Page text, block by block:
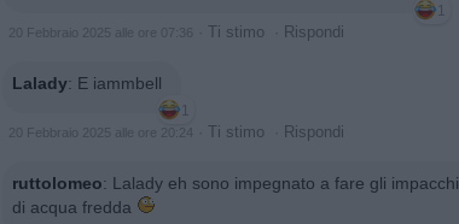
1
20 Febbraio 2025 alle ore 07:36 Ti stimo Rispondi
Lalady: E iammbell
1
20 Febbraio 2025 alle ore 20:24 Ti stimo Rispondi
ruttolomeo: Lalady eh sono impegnato a fare gli impacchi
di acqua fredda